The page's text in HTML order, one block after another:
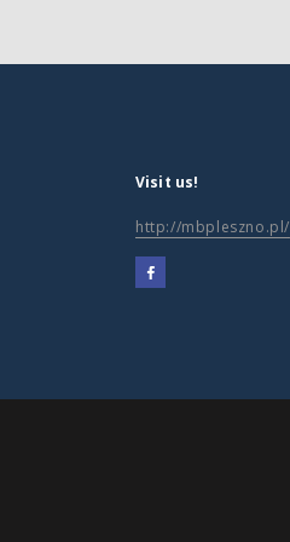
Visit us!
http://mbpleszno.pl/